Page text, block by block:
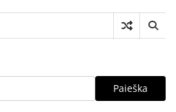
Paieška